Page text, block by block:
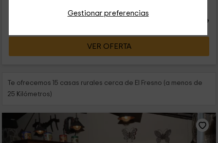
Gestionar preferencias
Contacto directo
persona y noche
VER OFERTA
Te ofrecemos 15 casas rurales cerca de El Fresno (a menos de
25 Kilómetros)